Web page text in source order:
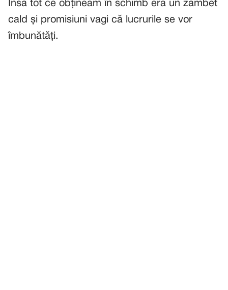
Însă tot ce obțineam în schimb era un zâmbet
cald și promisiuni vagi că lucrurile se vor
îmbunătăți.